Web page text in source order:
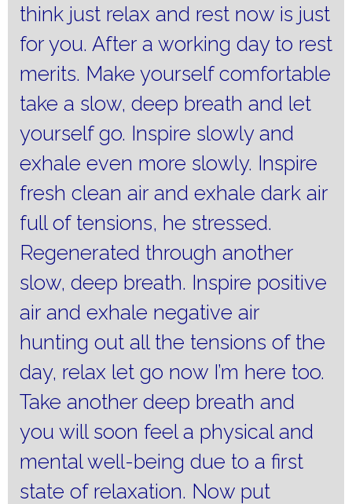
think just relax and rest now is just
for you. After a working day to rest
merits. Make yourself comfortable
take a slow, deep breath and let
yourself go. Inspire slowly and
exhale even more slowly. Inspire
fresh clean air and exhale dark air
full of tensions, he stressed.
Regenerated through another
slow, deep breath. Inspire positive
air and exhale negative air
hunting out all the tensions of the
day, relax let go now I’m here too.
Take another deep breath and
you will soon feel a physical and
mental well-being due to a first
state of relaxation. Now put